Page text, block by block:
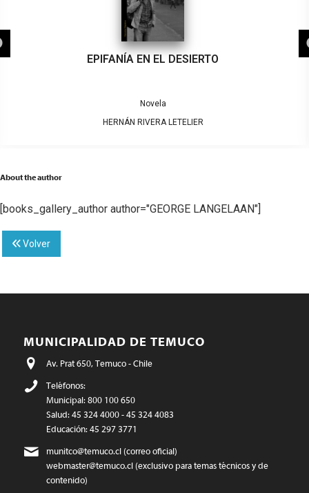
EPIFANÍA EN EL DESIERTO
Novela
HERNÁN RIVERA LETELIER
About the author
[books_gallery_author author="GEORGE LANGELAAN"]
Volver
MUNICIPALIDAD DE TEMUCO
Av. Prat 650, Temuco - Chile
Teléfonos:
Municipal: 800 100 650
Salud: 45 324 4000 - 45 324 4083
Educación: 45 297 3771
munitco@temuco.cl(correo oficial)
webmaster@temuco.cl(exclusivo para temas técnicos y de
contenido)